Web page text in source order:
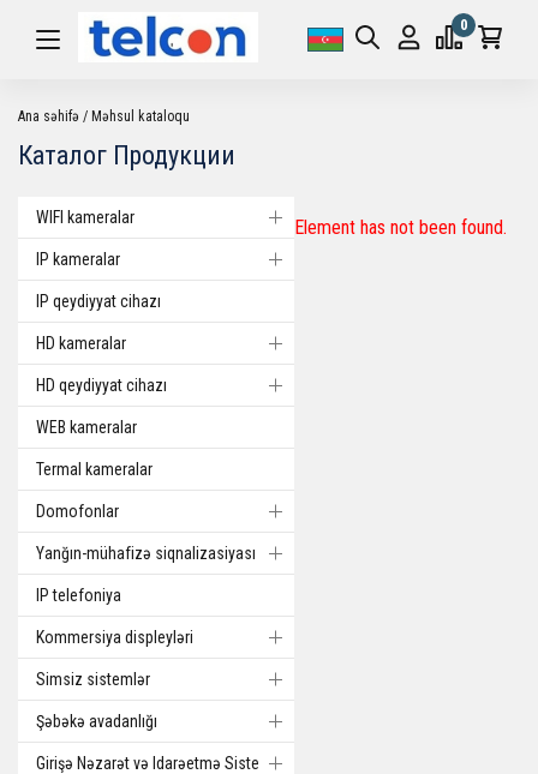
0
Ana səhifə Məhsul kataloqu
Каталог Продукции
WIFI kameralar
IP kameralar
IP qeydiyyat cihazı
HD kameralar
HD qeydiyyat cihazı
WEB kameralar
Termal kameralar
Domofonlar
Yanğın-mühafizə siqnalizasiyası
IP telefoniya
Kommersiya displeyləri
Simsiz sistemlər
Şəbəkə avadanlığı
Girişə Nəzarət və Idarəetmə Sistemi
Element has not been found.